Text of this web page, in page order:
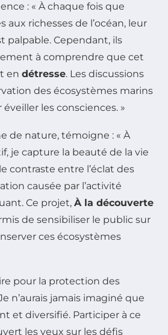
: « À chaque fois que
aux richesses de l’océan, leur
palpable. Cependant, ils
à comprendre que cet
en détresse. Les discussions
des écosystèmes marins
les consciences. »
de nature, témoigne : « À
je capture la beauté de la vie
contraste entre l’éclat des
causée par l’activité
Ce projet, À la découverte
de sensibiliser le public sur
ces écosystèmes
pour la protection des
n’aurais jamais imaginé que
et diversifié. Participer à ce
les yeux sur les défis